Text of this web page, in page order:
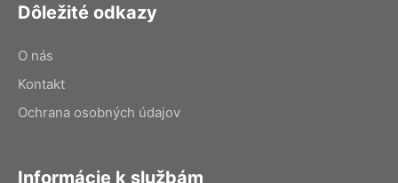
Dôležité odkazy
O nás
Kontakt
Ochrana osobných údajov
Informácie k službám